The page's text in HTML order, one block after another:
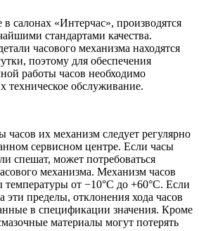
салонах «Интерчас», производятся
стандартами качества.
часового механизма находятся
поэтому для обеспечения
работы часов необходимо
техническое обслуживание.
часов их механизм следует регулярно
сервисном центре. Если часы
спешат, может потребоваться
механизма. Механизм часов
от −10°C до +60°C. Если
эти пределы, отклонения хода часов
в спецификации значения. Кроме
материалы могут потерять